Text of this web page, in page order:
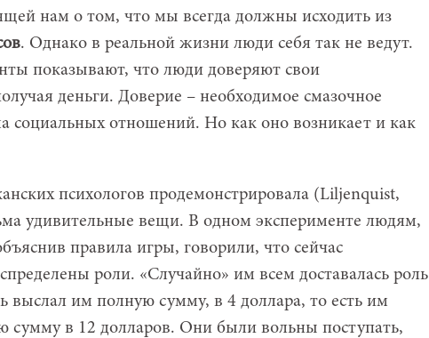
нам о том, что мы всегда должны исходить из
. Однако в реальной жизни люди себя так не ведут.
показывают, что люди доверяют свои
деньги. Доверие – необходимое смазочное
социальных отношений. Но как оно возникает и как
психологов продемонстрировала (Liljenquist,
удивительные вещи. В одном эксперименте людям,
правила игры, говорили, что сейчас
роли. «Случайно» им всем доставалась роль
выслал им полную сумму, в 4 доллара, то есть им
сумму в 12 долларов. Они были вольны поступать,